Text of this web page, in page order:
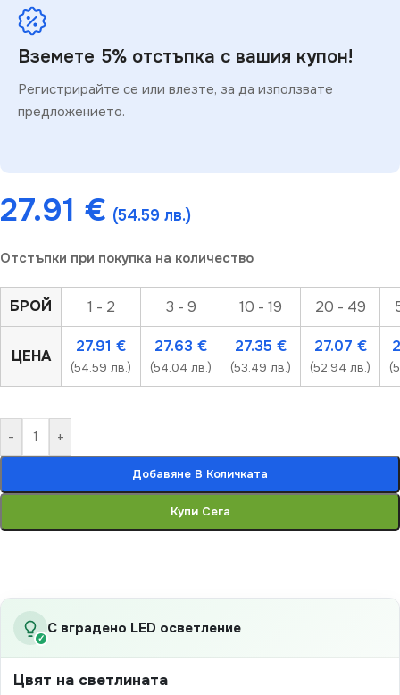
Вземете 5% отстъпка с вашия купон!
Регистрирайте се или влезте, за да използвате
предложението.
27.91 € (54.59 лв.)
Отстъпки при покупка на количество
БРОЙ 1 - 2 3 - 9 10 - 19 20 - 49
ЦЕНА
27.91 €
(54.59 лв.)
27.63 €
(54.04 лв.)
27.35 €
(53.49 лв.)
27.07 €
(52.94 лв.)
- +
Добавяне В Количката
Купи Сега
✓
С вградено LED осветление
Цвят на светлината